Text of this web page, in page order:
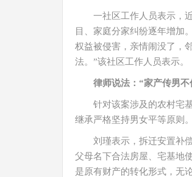
一社区工作人员表示，
目、家庭分家纠纷逐年增加
权益被侵害，亲情闹没了，
法。”该社区工作人员表示。
律师说法：“家产传男
针对该案涉及的农村宅
继承严格坚持男女平等原则。
刘瑾表示，拆迁安置补
父母名下合法房屋、宅基地
是原有财产的转化形式，无